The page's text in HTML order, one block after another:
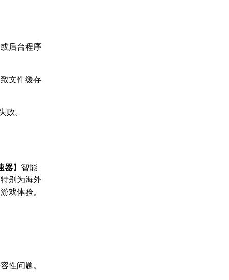
后台程序
文件缓存
败。
器】智能
别为海外
戏体验。
性问题。